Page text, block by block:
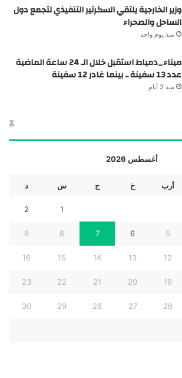
وزير الخارجية يلتقي السكرتير التنفيذي لتجمع دول
الساحل والصحراء
منذ يوم واحد
ميناء_دمياط استقبل خلال الـ 24 ساعة الماضية
عدد 13 سفينة .. بينما غادر 12 سفينة
منذ 3 أيام
أغسطس 2026
أرب خ ج س د
1
2
5
6
7
8
9
12
13
14
15
16
19
20
21
22
23
26
27
28
29
30